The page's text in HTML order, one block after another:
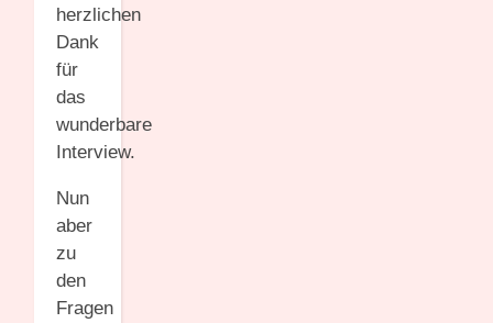
herzlichen
Dank
für
das
wunderbare
Interview.
Nun
aber
zu
den
Fragen